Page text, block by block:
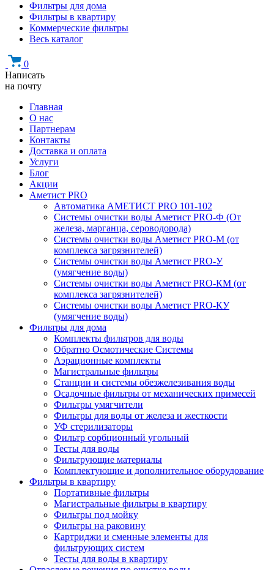
Фильтры для дома
Фильтры в квартиру
Коммерческие фильтры
Весь каталог
0
Написать
на почту
Главная
О нас
Партнерам
Контакты
Доставка и оплата
Услуги
Блог
Акции
Аметист PRO
Автоматика АМЕТИСТ PRO 101-102
Системы очистки воды Аметист PRO-Ф (От
железа, марганца, сероводорода)
Системы очистки воды Аметист PRO-M (от
комплекса загрязнителей)
Системы очистки воды Аметист PRO-У
(умягчение воды)
Системы очистки воды Аметист PRO-КM (от
комплекса загрязнителей)
Системы очистки воды Аметист PRO-КУ
(умягчение воды)
Фильтры для дома
Комплекты фильтров для воды
Обратно Осмотические Системы
Аэрационные комплекты
Магистральные фильтры
Станции и системы обезжелезивания воды
Осадочные фильтры от механических примесей
Фильтры умягчители
Фильтры для воды от железа и жесткости
УФ стерилизаторы
Фильтр сорбционный угольный
Тесты для воды
Фильтрующие материалы
Комплектующие и дополнительное оборудование
Фильтры в квартиру
Портативные фильтры
Магистральные фильтры в квартиру
Фильтры под мойку
Фильтры на раковину
Картриджи и сменные элементы для
фильтрующих систем
Тесты для воды в квартиру